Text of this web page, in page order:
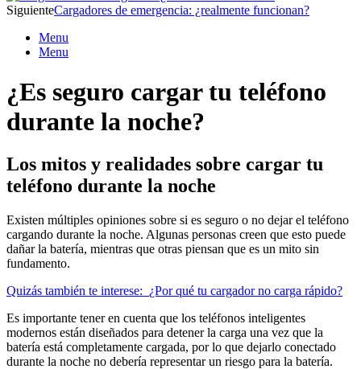
SiguienteCargadores de emergencia: ¿realmente funcionan?
Menu
Menu
¿Es seguro cargar tu teléfono
durante la noche?
Los mitos y realidades sobre cargar tu
teléfono durante la noche
Existen múltiples opiniones sobre si es seguro o no dejar el teléfono
cargando durante la noche. Algunas personas creen que esto puede
dañar la batería, mientras que otras piensan que es un mito sin
fundamento.
Quizás también te interese: ¿Por qué tu cargador no carga rápido?
Es importante tener en cuenta que los teléfonos inteligentes
modernos están diseñados para detener la carga una vez que la
batería está completamente cargada, por lo que dejarlo conectado
durante la noche no debería representar un riesgo para la batería.